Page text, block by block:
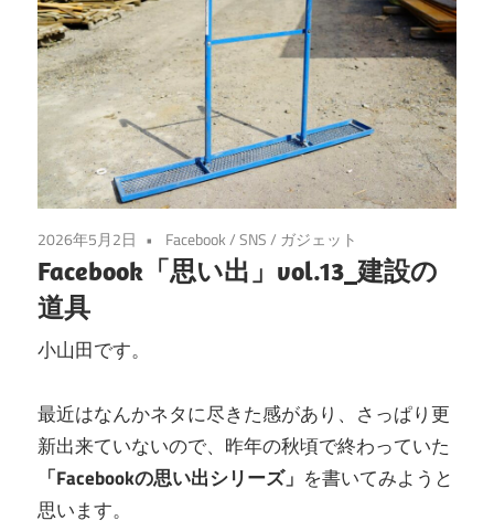
2026年5月2日 Facebook/SNS/ ガジェット
Facebook「思い出」vol.13_建設の
道具
小山田です。
最近はなんかネタに尽きた感があり、さっぱり更
新出来ていないので、昨年の秋頃で終わっていた
「Facebookの思い出シリーズ」 を書いてみようと
思います。